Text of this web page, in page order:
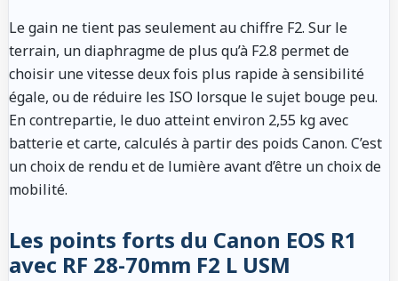
Le gain ne tient pas seulement au chiffre F2. Sur le
terrain, un diaphragme de plus qu’à F2.8 permet de
choisir une vitesse deux fois plus rapide à sensibilité
égale, ou de réduire les ISO lorsque le sujet bouge peu.
En contrepartie, le duo atteint environ 2,55 kg avec
batterie et carte, calculés à partir des poids Canon. C’est
un choix de rendu et de lumière avant d’être un choix de
mobilité.
Les points forts du Canon EOS R1
avec RF 28-70mm F2 L USM